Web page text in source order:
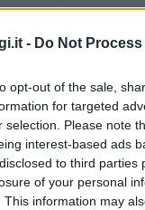
- Do Not
opt-out of the sale,
for targeted
selection. Please note
interest-based ads
to third
of your personal
This information may
interesse per il
per una
siamo stati, e lo
colpite
trascurare il